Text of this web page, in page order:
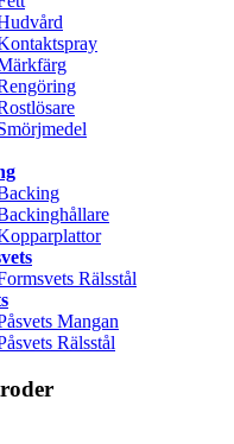
Rälsstål
Mangan
Rälsstål